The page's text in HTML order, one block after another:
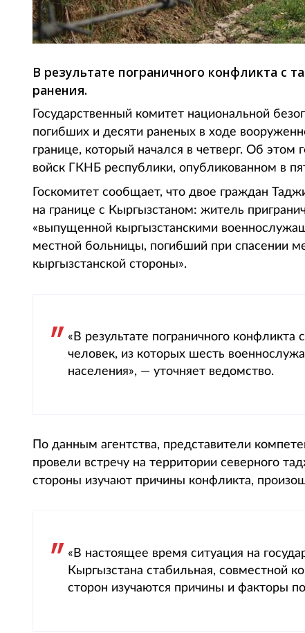
В результате пограничного конфликта с
ранения.
Государственный комитет национальной
погибших и десяти раненых в ходе
границе, который начался в четверг. Об этом
войск ГКНБ республики, опубликованном в
Госкомитет сообщает, что двое граждан
на границе с Кыргызстаном: житель
«выпущенной кыргызстанскими
местной больницы, погибший при спасении
кыргызстанской стороны».
«В результате пограничного
человек, из которых шесть
населения», — уточняет ведомство.
По данным агентства, представители
провели встречу на территории северного
стороны изучают причины конфликта,
«В настоящее время ситуация на
Кыргызстана стабильная, совместной
сторон изучаются причины и факторы